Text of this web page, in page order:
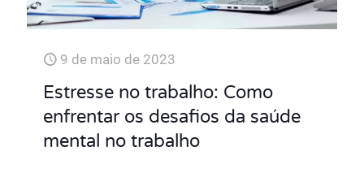
9 de maio de 2023
Estresse no trabalho: Como
enfrentar os desafios da saúde
mental no trabalho